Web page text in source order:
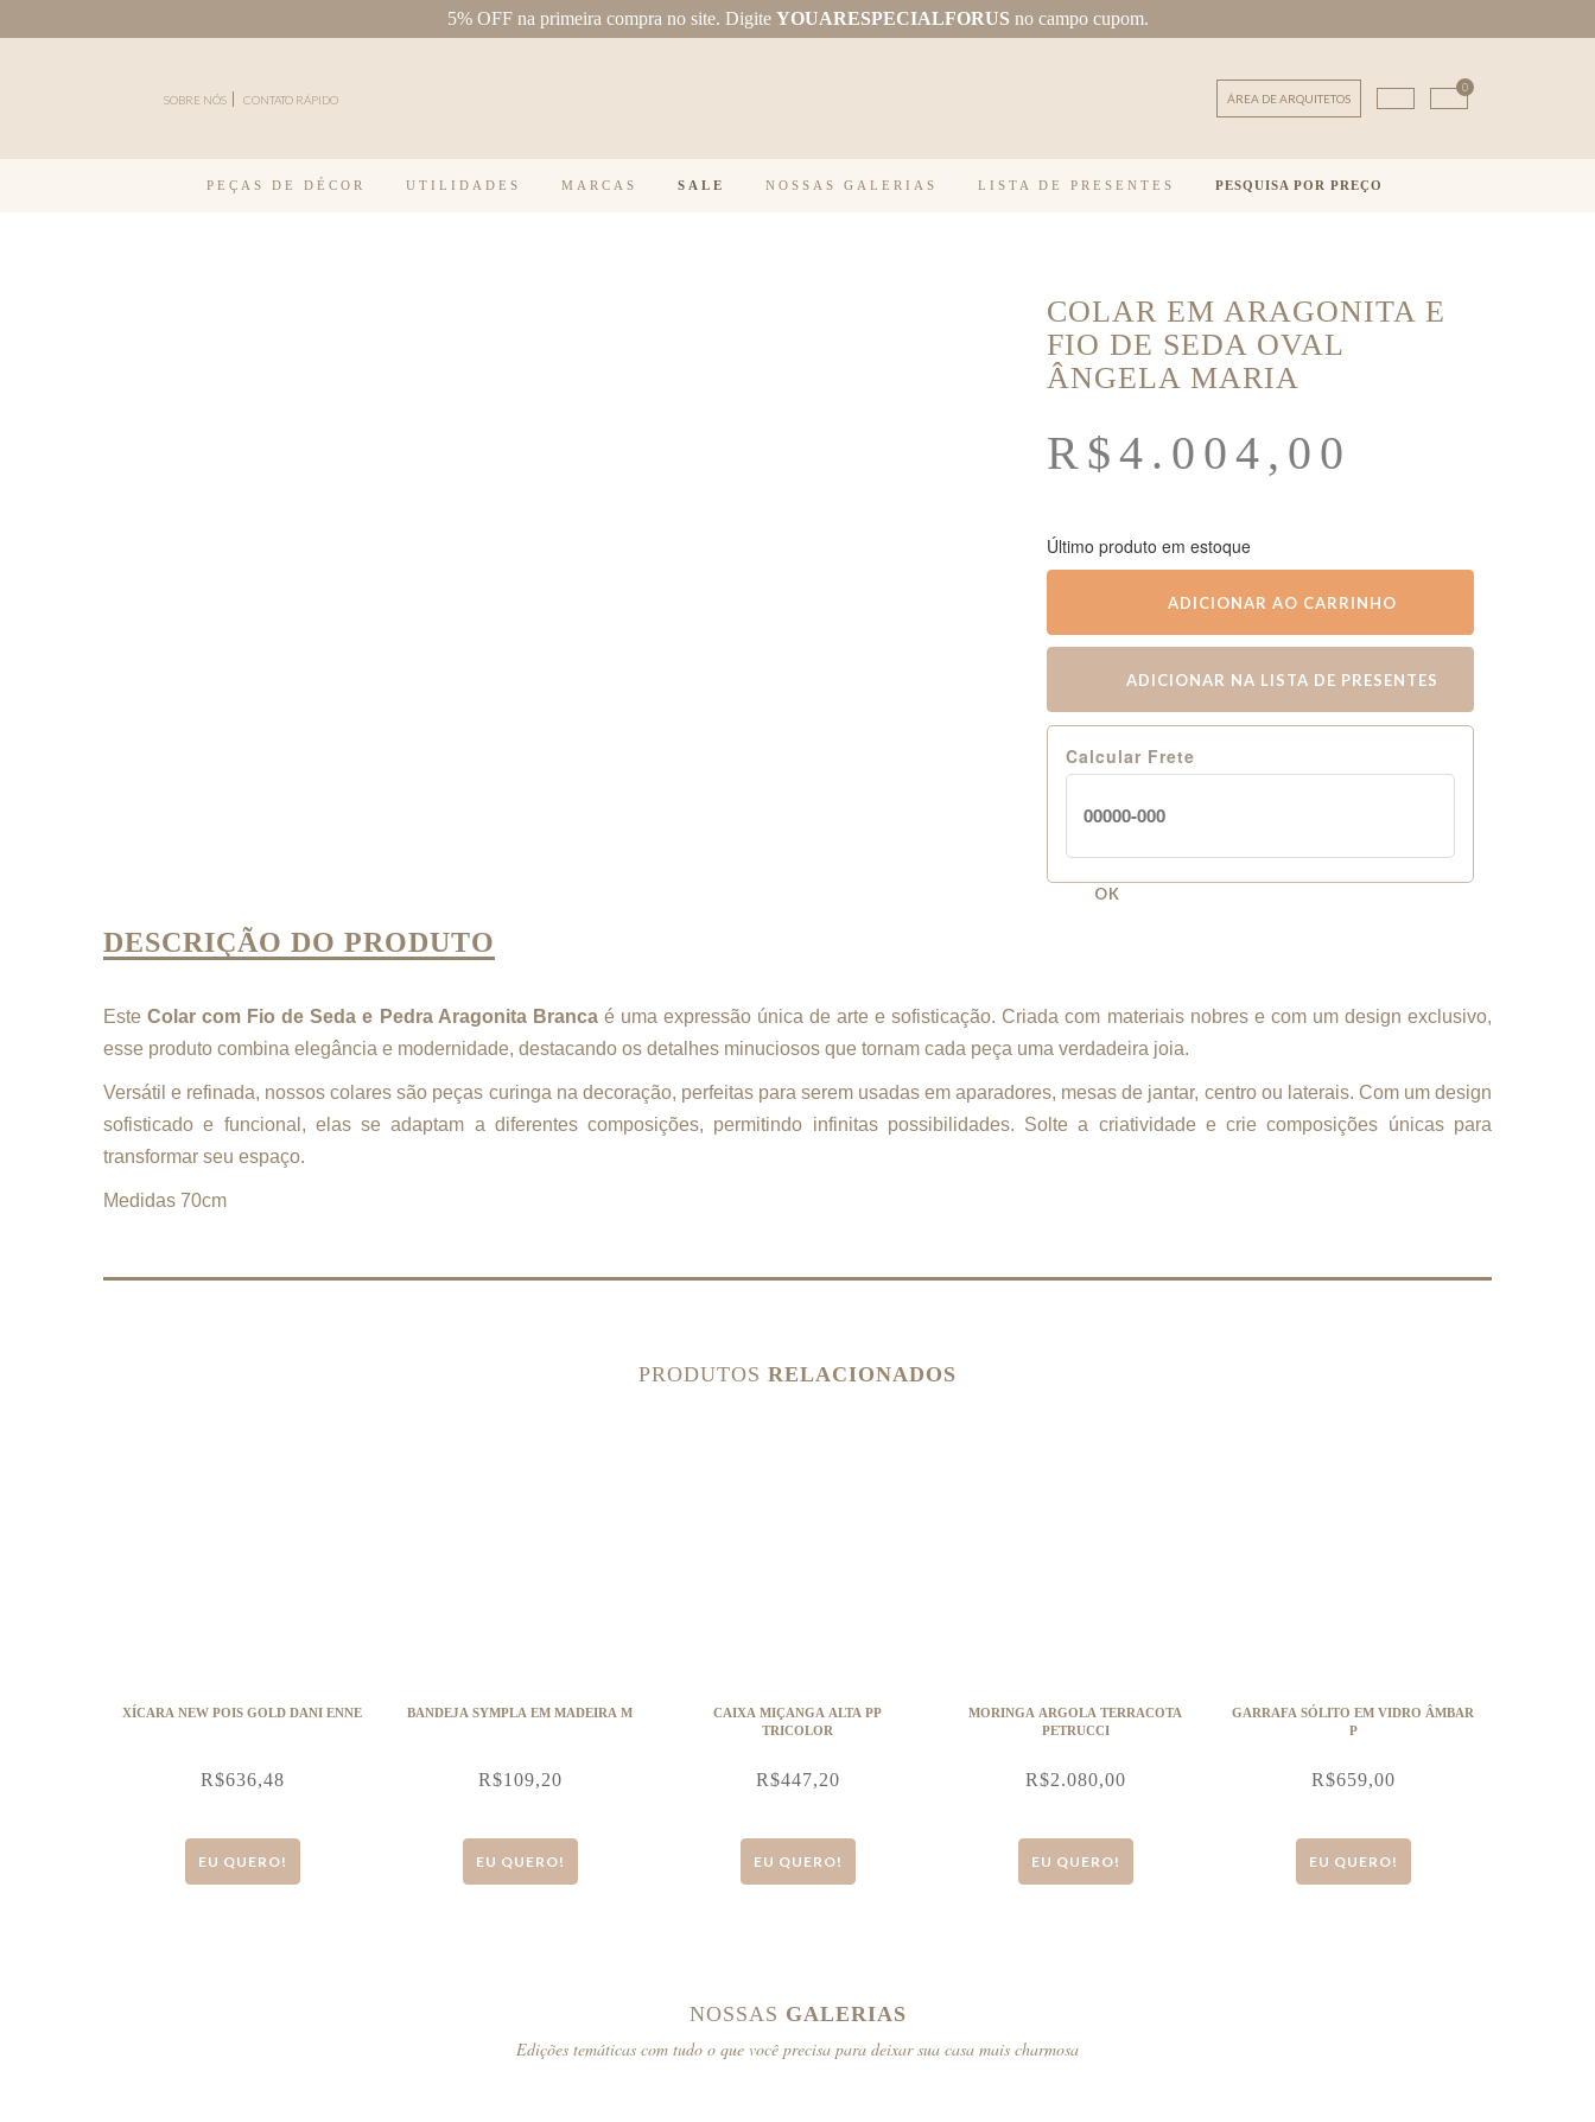
5% OFF na primeira compra no site. Digite YOUARESPECIALFORUS no campo cupom.
SOBRE NÓS CONTATO RÁPIDO ÁREA DE ARQUITETOS
0
PEÇAS DE DÉCOR UTILIDADES MARCAS SALE NOSSAS GALERIAS LISTA DE PRESENTES PESQUISA POR PREÇO
COLAR EM ARAGONITA E
FIO DE SEDA OVAL
ÂNGELA MARIA
R$4.004,00
Último produto em estoque
ADICIONAR AO CARRINHO
ADICIONAR NA LISTA DE PRESENTES
Calcular Frete
OK
DESCRIÇÃO DO PRODUTO
EsteColar com Fio de Seda e Pedra Aragonita Brancaé uma expressão única de arte e sofisticação. Criada com materiais nobres e com um design exclusivo,
esse produto combina elegância e modernidade, destacando os detalhes minuciosos que tornam cada peça uma verdadeira joia.
Versátil e refinada, nossos colares são peças curinga na decoração, perfeitas para serem usadas em aparadores, mesas de jantar, centro ou laterais. Com um design
sofisticado e funcional, elas se adaptam a diferentes composições, permitindo infinitas possibilidades. Solte a criatividade e crie composições únicas para
transformar seu espaço.
Medidas 70cm
PRODUTOS RELACIONADOS
XÍCARA NEW POIS GOLD DANI ENNE
R$636,48
EU QUERO!
BANDEJA SYMPLA EM MADEIRA M
R$109,20
EU QUERO!
CAIXA MIÇANGA ALTA PP
TRICOLOR
R$447,20
EU QUERO!
MORINGA ARGOLA TERRACOTA
PETRUCCI
R$2.080,00
EU QUERO!
GARRAFA SÓLITO EM VIDRO ÂMBAR
P
R$659,00
EU QUERO!
NOSSAS GALERIAS
Edições temáticas com tudo o que você precisa para deixar sua casa mais charmosa